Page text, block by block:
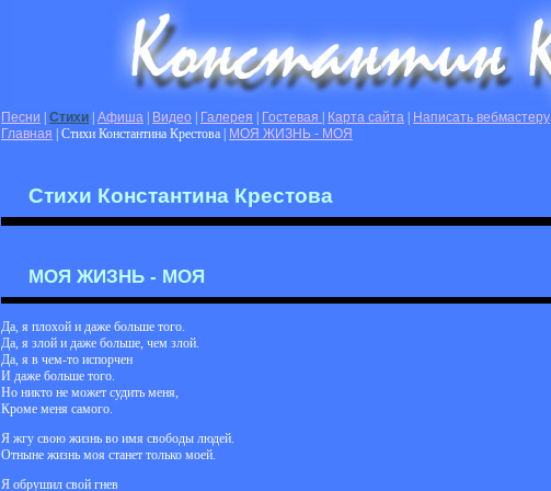
Песни Стихи Афиша Видео Галерея Гостевая Карта сайта
Написать вебмастеру
Главная | Стихи Константина Крестова МОЯ ЖИЗНЬ - МОЯ
Стихи Константина Крестова
МОЯ ЖИЗНЬ - МОЯ
Да, я плохой и даже больше того.
Да, я злой и даже больше, чем злой.
Да, я в чем-то испорчен
И даже больше того.
Но никто не может судить меня,
Кроме меня самого.
Я жгу свою жизнь во имя свободы людей.
Отныне жизнь моя станет только моей.
Я обрушил свой гнев